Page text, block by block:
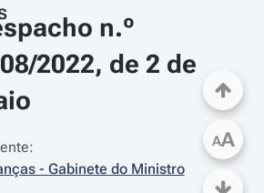
n.º
2022, de 2 de
- Gabinete do Ministro
AA